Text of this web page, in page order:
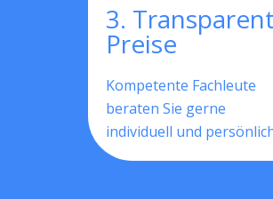
3.
Preise
Kompetente Fachleute
beraten Sie gerne
individuell und